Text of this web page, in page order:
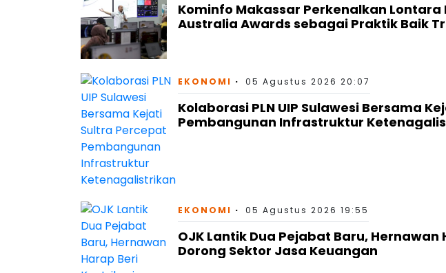
Kominfo Makassar Perkenalkan Lontara
Australia Awards sebagai Praktik Baik
EKONOMI 05 Agustus 2026 20:07
Kolaborasi PLN UIP Sulawesi Bersama
Pembangunan Infrastruktur
EKONOMI 05 Agustus 2026 19:55
OJK Lantik Dua Pejabat Baru,
Dorong Sektor Jasa Keuangan